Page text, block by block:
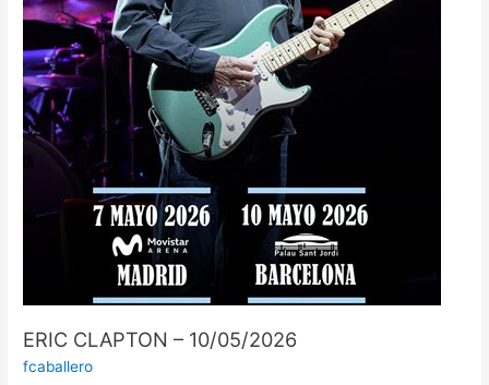
ERIC CLAPTON – 10/05/2026
fcaballero